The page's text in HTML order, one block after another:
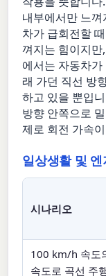
내부에서만 느
차가 급회전할
껴지는 힘이지만
에서는 자동차
래 가던 직선 방
하고 있을 뿐입
방향 안쪽으로
제로 회전 가속
일상생활 및
시나리오
100 km/h 속도
속도로 곡선 주